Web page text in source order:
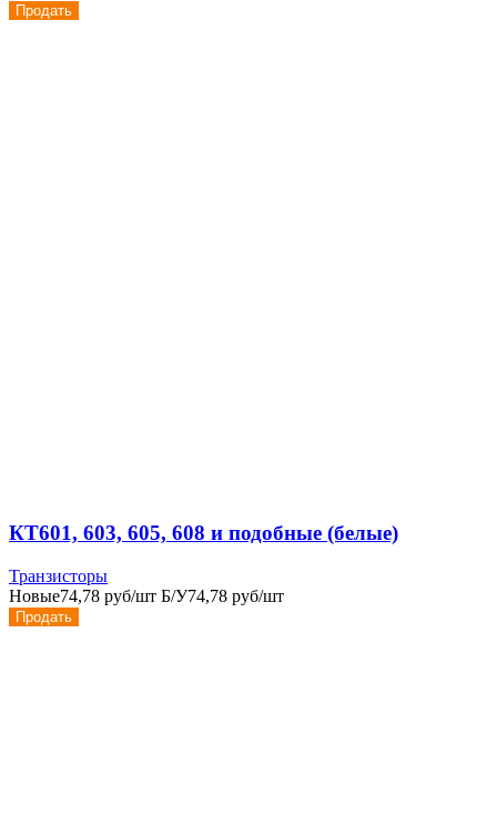
Продать
КТ601, 603, 605, 608 и подобные (белые)
Транзисторы
Новые74,78 руб/шт Б/У74,78 руб/шт
Продать